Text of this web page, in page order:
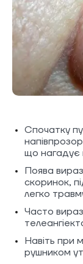
Спочатку
що нагадує
Поява
скоринок,
легко
Часто
Навіть при
рушником